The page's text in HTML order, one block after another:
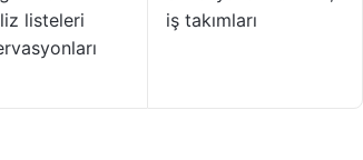
listeleri
iş takımları